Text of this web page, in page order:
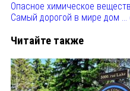
Опасное химическое
Самый дорогой в мире дом
Читайте также